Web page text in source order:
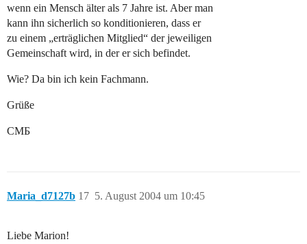
wenn ein Mensch älter als 7 Jahre ist. Aber man
kann ihn sicherlich so konditionieren, dass er
zu einem „erträglichen Mitglied“ der jeweiligen
Gemeinschaft wird, in der er sich befindet.
Wie? Da bin ich kein Fachmann.
Grüße
CMБ
Maria_d7127b 5. August 2004 um 10:45
17
Liebe Marion!